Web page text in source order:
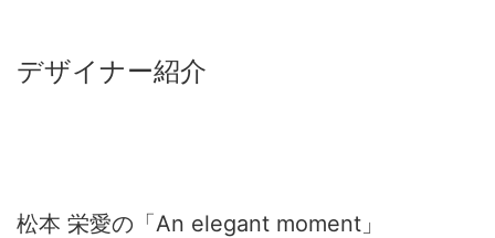
デザイナー紹介
松本 栄愛の「An elegant moment」